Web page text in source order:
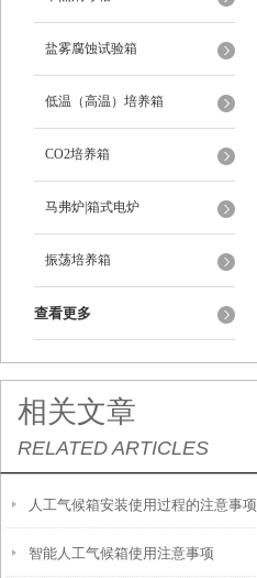
盐雾腐蚀试验箱
低温（高温）培养箱
CO2培养箱
马弗炉|箱式电炉
振荡培养箱
查看更多
相关文章
RELATED ARTICLES
人工气候箱安装使用过程的注意事项
智能人工气候箱使用注意事项